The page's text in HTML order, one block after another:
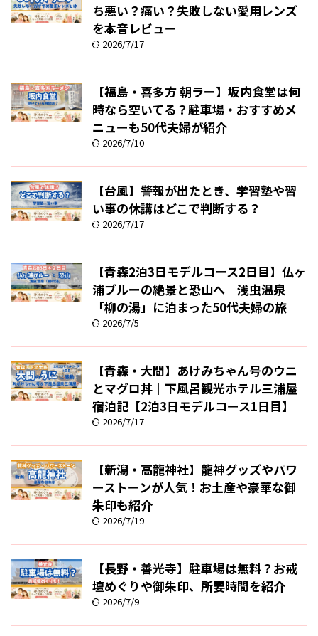
ち悪い？痛い？失敗しない愛用レンズ
を本音レビュー
2026/7/17
【福島・喜多方 朝ラー】坂内食堂は何
時なら空いてる？駐車場・おすすめメ
ニューも50代夫婦が紹介
2026/7/10
【台風】警報が出たとき、学習塾や習
い事の休講はどこで判断する？
2026/7/17
【青森2泊3日モデルコース2日目】仏ヶ
浦ブルーの絶景と恐山へ｜浅虫温泉
「柳の湯」に泊まった50代夫婦の旅
2026/7/5
【青森・大間】あけみちゃん号のウニ
とマグロ丼｜下風呂観光ホテル三浦屋
宿泊記【2泊3日モデルコース1日目】
2026/7/17
【新潟・高龍神社】龍神グッズやパワ
ーストーンが人気！お土産や豪華な御
朱印も紹介
2026/7/19
【長野・善光寺】駐車場は無料？お戒
壇めぐりや御朱印、所要時間を紹介
2026/7/9